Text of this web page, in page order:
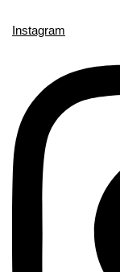
Instagram